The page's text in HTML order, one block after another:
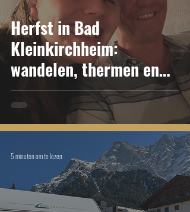
Herfst in Bad
Kleinkirchheim:
wandelen, thermen en
Klagenfurt
5 minuten om te lezen